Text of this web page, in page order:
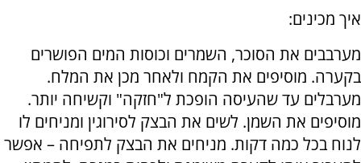
איך מכינים:
מערבבים את הסוכר, השמרים וכוסות המים הפושרים
בקערה. מוסיפים את הקמח ולאחר מכן את המלח.
מערבלים עד שהעיסה הופכת ל"חזקה" וקשיחה יותר.
מוסיפים את השמן. לשים את הבצק לסירוגין ומניחים לו
לנוח בכל כמה דקות. מניחים את הבצק לתפיחה – אפשר